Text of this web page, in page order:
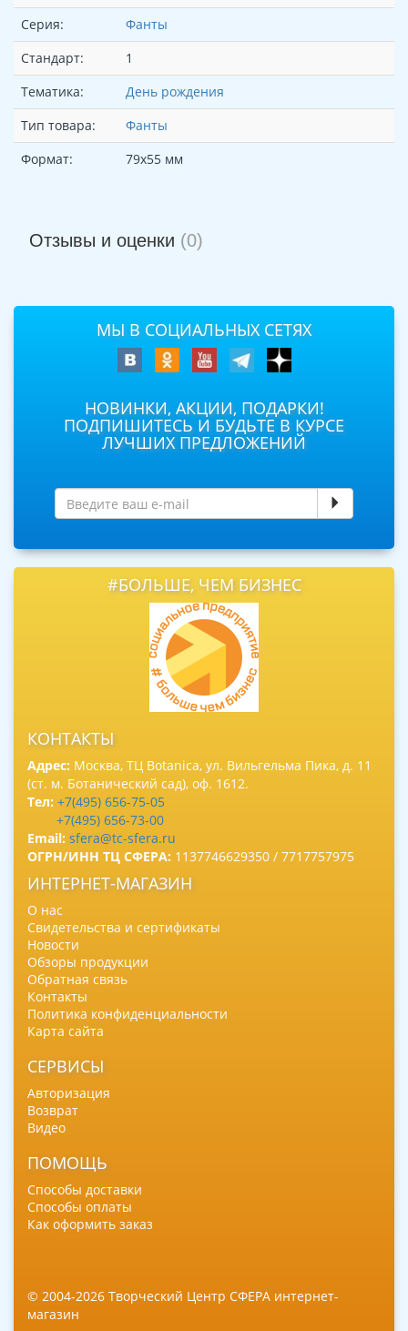
Серия:
Фанты
Стандарт:
1
Тематика:
День рождения
Тип товара:
Фанты
Формат:
79х55 мм
Отзывы и оценки (0)
МЫ В СОЦИАЛЬНЫХ СЕТЯХ
НОВИНКИ, АКЦИИ, ПОДАРКИ!
ПОДПИШИТЕСЬ И БУДЬТЕ В КУРСЕ
ЛУЧШИХ ПРЕДЛОЖЕНИЙ
#БОЛЬШЕ, ЧЕМ БИЗНЕС
КОНТАКТЫ
Адрес: Москва, ТЦ Botanica, ул. Вильгельма Пика, д. 11
(ст. м. Ботанический сад), оф. 1612.
Тел: +7(495) 656-75-05
+7(495) 656-73-00
Email: sfera@tc-sfera.ru
ОГРН/ИНН ТЦ СФЕРА: 1137746629350 / 7717757975
ИНТЕРНЕТ-МАГАЗИН
О нас
Свидетельства и сертификаты
Новости
Обзоры продукции
Обратная связь
Контакты
Политика конфиденциальности
Карта сайта
СЕРВИСЫ
Авторизация
Возврат
Видео
ПОМОЩЬ
Способы доставки
Способы оплаты
Как оформить заказ
© 2004-2026 Творческий Центр СФЕРА интернет-
магазин